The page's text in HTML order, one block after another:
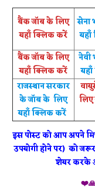
बैंक जॉब के लिए
यहाँ क्लिक करें
सेना
बैंक जॉब के लिए
यहाँ क्लिक करें
नेवी
राजस्थान सरकार
के जॉब के लिए
यहाँ क्लिक करें
इस पोस्ट को आप अपने
उपयोगी होने पर) को
शेयर करके